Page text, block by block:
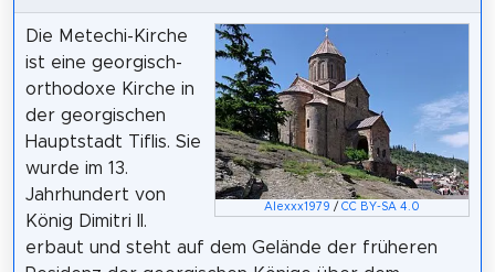
Alexxx1979 /CC BY-SA 4.0
Die Metechi-Kirche
ist eine georgisch-
orthodoxe Kirche in
der georgischen
Hauptstadt Tiflis. Sie
wurde im 13.
Jahrhundert von
König Dimitri II.
erbaut und steht auf dem Gelände der früheren